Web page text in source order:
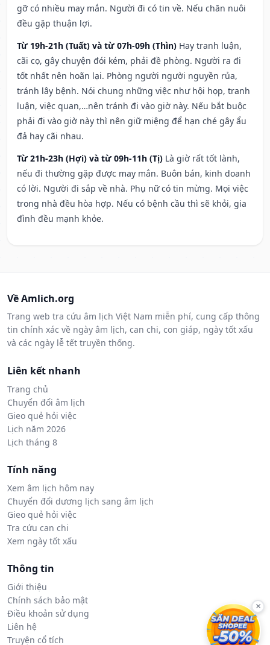
gỡ có nhiều may mắn. Người đi có tin về. Nếu chăn nuôi
đều gặp thuận lợi.
Từ 19h-21h (Tuất) và từ 07h-09h (Thìn) Hay tranh luận,
cãi cọ, gây chuyện đói kém, phải đề phòng. Người ra đi
tốt nhất nên hoãn lại. Phòng người người nguyền rủa,
tránh lây bệnh. Nói chung những việc như hội họp, tranh
luận, việc quan,…nên tránh đi vào giờ này. Nếu bắt buộc
phải đi vào giờ này thì nên giữ miệng để hạn ché gây ẩu
đả hay cãi nhau.
Từ 21h-23h (Hợi) và từ 09h-11h (Tị) Là giờ rất tốt lành,
nếu đi thường gặp được may mắn. Buôn bán, kinh doanh
có lời. Người đi sắp về nhà. Phụ nữ có tin mừng. Mọi việc
trong nhà đều hòa hợp. Nếu có bệnh cầu thì sẽ khỏi, gia
đình đều mạnh khỏe.
Về Amlich.org
Trang web tra cứu âm lịch Việt Nam miễn phí, cung cấp thông
tin chính xác về ngày âm lịch, can chi, con giáp, ngày tốt xấu
và các ngày lễ tết truyền thống.
Liên kết nhanh
Trang chủ
Chuyển đổi âm lịch
Gieo quẻ hỏi việc
Lịch năm 2026
Lịch tháng 8
Tính năng
Xem âm lịch hôm nay
Chuyển đổi dương lịch sang âm lịch
Gieo quẻ hỏi việc
Tra cứu can chi
Xem ngày tốt xấu
Thông tin
Giới thiệu
Chính sách bảo mật
Điều khoản sử dụng
Liên hệ
Truyện cổ tích
×